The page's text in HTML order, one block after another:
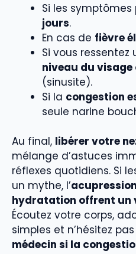
Si les symptômes
jours.
En cas de fièvre
Si vous ressentez
niveau du visage
(sinusite).
Si la congestion
seule narine
Au final, libérer votre
mélange d’astuces
réflexes quotidiens. Si
un mythe, l’
hydratation offrent un
Écoutez votre corps,
simples et n’hésitez
médecin si la